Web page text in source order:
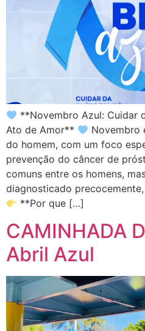
**Novembro Azul: Cuidar
Ato de Amor**
Novembro
do homem, com um foco
prevenção do câncer de
comuns entre os homens,
diagnosticado
**Por que […]
CAMINHADA
Abril Azul